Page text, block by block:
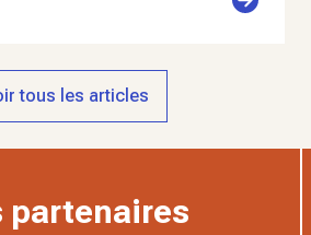
tous les articles
partenaires